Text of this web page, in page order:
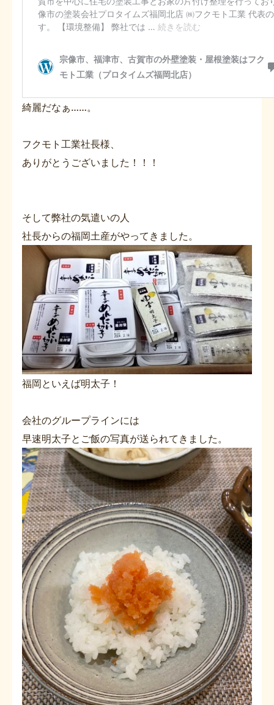
綺麗だなぁ……。
フクモト工業社長様、
ありがとうございました！！！
そして弊社の気遣いの人
社長からの福岡土産がやってきました。
福岡といえば明太子！
会社のグループラインには
早速明太子とご飯の写真が送られてきました。